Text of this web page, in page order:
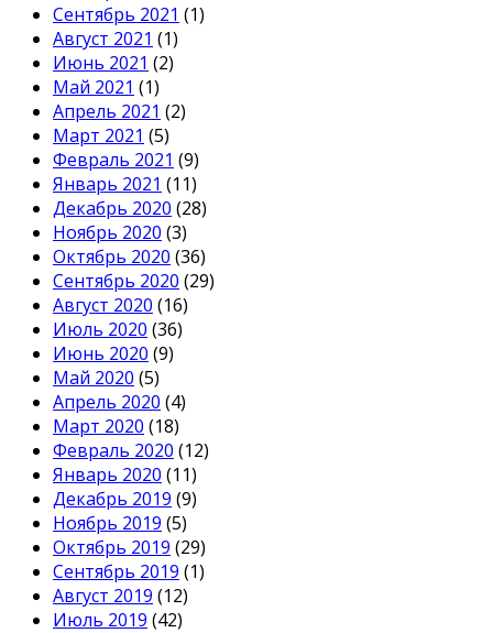
Сентябрь 2021 (1)
Август 2021 (1)
Июнь 2021 (2)
Май 2021 (1)
Апрель 2021 (2)
Март 2021 (5)
Февраль 2021 (9)
Январь 2021 (11)
Декабрь 2020 (28)
Ноябрь 2020 (3)
Октябрь 2020 (36)
Сентябрь 2020 (29)
Август 2020 (16)
Июль 2020 (36)
Июнь 2020 (9)
Май 2020 (5)
Апрель 2020 (4)
Март 2020 (18)
Февраль 2020 (12)
Январь 2020 (11)
Декабрь 2019 (9)
Ноябрь 2019 (5)
Октябрь 2019 (29)
Сентябрь 2019 (1)
Август 2019 (12)
Июль 2019 (42)